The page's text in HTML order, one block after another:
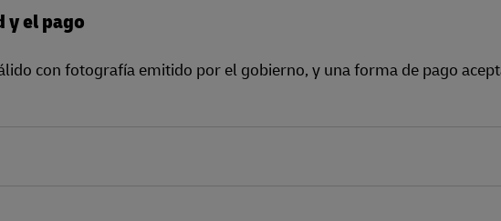
y el pago
con fotografía emitido por el gobierno, y una forma de pago